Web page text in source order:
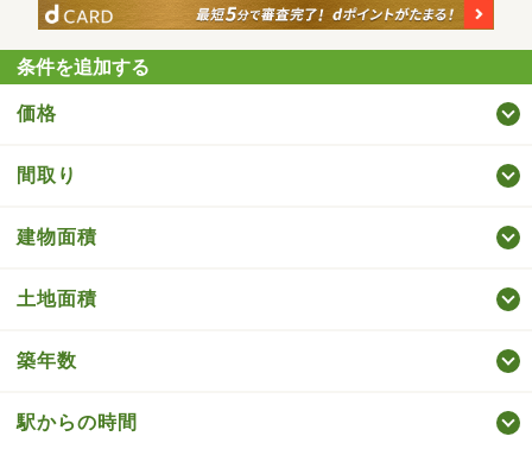
条件を追加する
価格
間取り
建物面積
土地面積
築年数
駅からの時間